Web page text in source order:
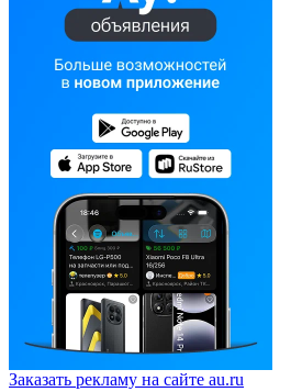
Заказать рекламу на сайте au.ru